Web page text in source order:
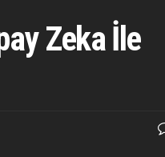
Zeka İle